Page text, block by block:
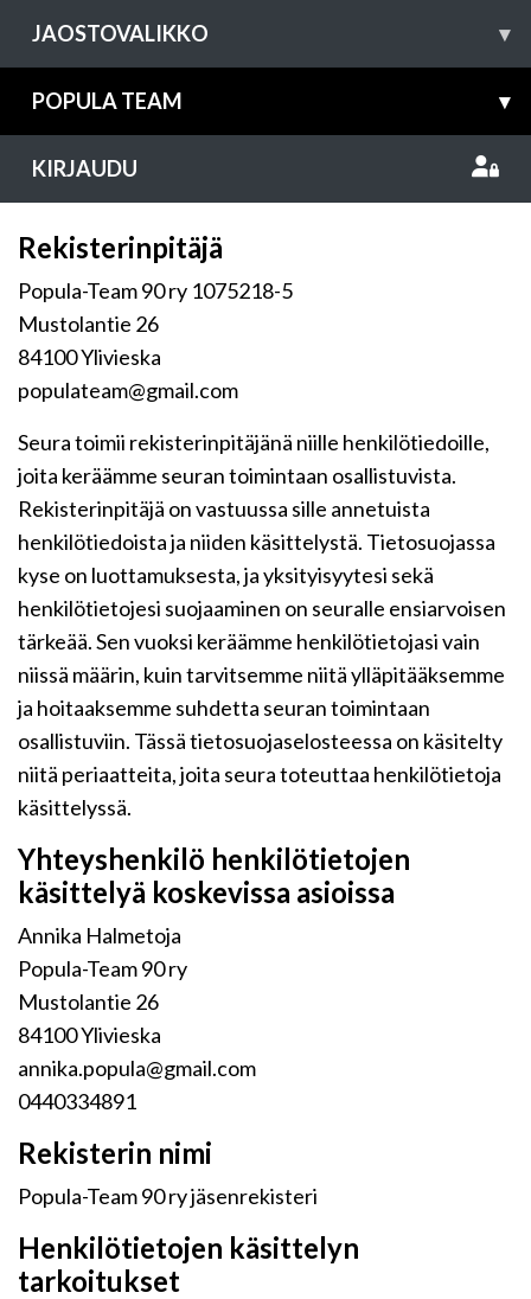
JAOSTOVALIKKO ▾
POPULA TEAM ▾
KIRJAUDU
Rekisterinpitäjä
Popula-Team 90 ry 1075218-5
Mustolantie 26
84100 Ylivieska
populateam@gmail.com
Seura toimii rekisterinpitäjänä niille henkilötiedoille,
joita keräämme seuran toimintaan osallistuvista.
Rekisterinpitäjä on vastuussa sille annetuista
henkilötiedoista ja niiden käsittelystä. Tietosuojassa
kyse on luottamuksesta, ja yksityisyytesi sekä
henkilötietojesi suojaaminen on seuralle ensiarvoisen
tärkeää. Sen vuoksi keräämme henkilötietojasi vain
niissä määrin, kuin tarvitsemme niitä ylläpitääksemme
ja hoitaaksemme suhdetta seuran toimintaan
osallistuviin. Tässä tietosuojaselosteessa on käsitelty
niitä periaatteita, joita seura toteuttaa henkilötietoja
käsittelyssä.
Yhteyshenkilö henkilötietojen
käsittelyä koskevissa asioissa
Annika Halmetoja
Popula-Team 90 ry
Mustolantie 26
84100 Ylivieska
annika.popula@gmail.com
0440334891
Rekisterin nimi
Popula-Team 90 ry jäsenrekisteri
Henkilötietojen käsittelyn
tarkoitukset